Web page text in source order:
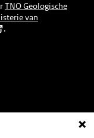
TNO Geologische
van
.